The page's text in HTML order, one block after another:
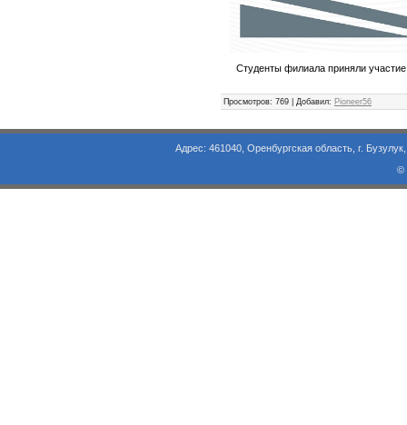
Студенты филиала приняли
Просмотров: 769 | Добавил: Pioneer56
Адрес: 461040, Оренбургская область, г. Бузулук, ул.
©